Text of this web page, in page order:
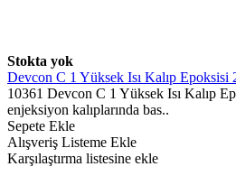
Stokta yok
Devcon C 1 Yüksek Isı Kalıp Epoksisi
10361 Devcon C 1 Yüksek Isı Kalıp
enjeksiyon kalıplarında bas..
Sepete Ekle
Alışveriş Listeme Ekle
Karşılaştırma listesine ekle